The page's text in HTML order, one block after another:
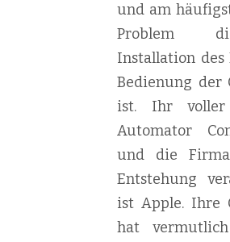
und am
Problem
Installation des
Bedienung der
ist. Ihr
Automator
und die
Entstehung
ist Apple. Ihre
hat vermutlich